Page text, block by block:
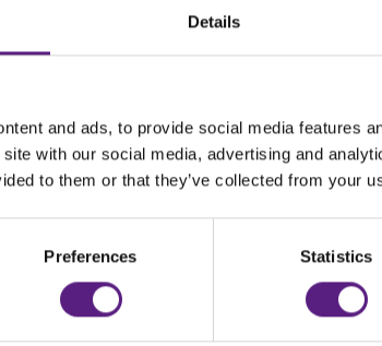
Details
and ads, to provide social media features
with our social media, advertising and
to them or that they’ve collected from your
Preferences Statistics
poslovnici, online na
CARWIZ - TIFON partner karticu.
mjesta u Republici Hrvatskoj po promotivnim
ostvarivanje popusta na sve vrste EVO goriva i auto